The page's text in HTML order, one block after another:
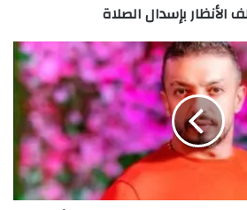
الأنظار بإسدال الصلاة